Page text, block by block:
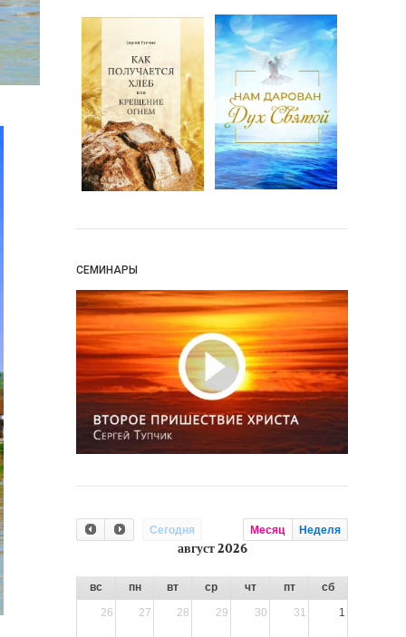
СЕМИНАРЫ
Сегодня Месяц Неделя
август 2026
вс пн вт ср чт пт
сб
26
27 28 29 30 31 1